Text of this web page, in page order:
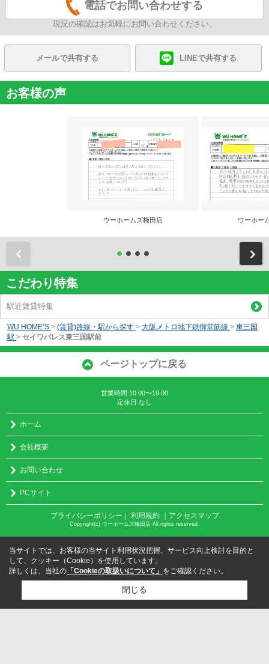
電話でお問い合わせする
現況の確認はお気軽にお問い合わせください。
メールで共有する LINEで共有する
お客様の声
ウーホームズ梅田店 ウーホー
こだわり特集
駅近賃貸特集
WU HOME’S > (賃貸)路線・駅から探す > 大阪メトロ地下鉄御堂筋線 > 東三国
駅 > セイワパレス東三国駅前
ページトップに戻る
営業時間:10:00〜19:00
定休日:なし
ホーム
会社概要
お問い合わせ
PCサイト
プライバシーポリシー 利用規約 ｜アクセスマップ
Copyright(c) ウーホームズ梅田店 All rights reserved.
当サイトでは、お客様の当サイト利用状況把握、サービス向上検討を目的と
して、クッキー（Cookie）を使用しています。
詳しくは、当社の 「Cookieの取扱いについて」 をご確認ください。
閉じる